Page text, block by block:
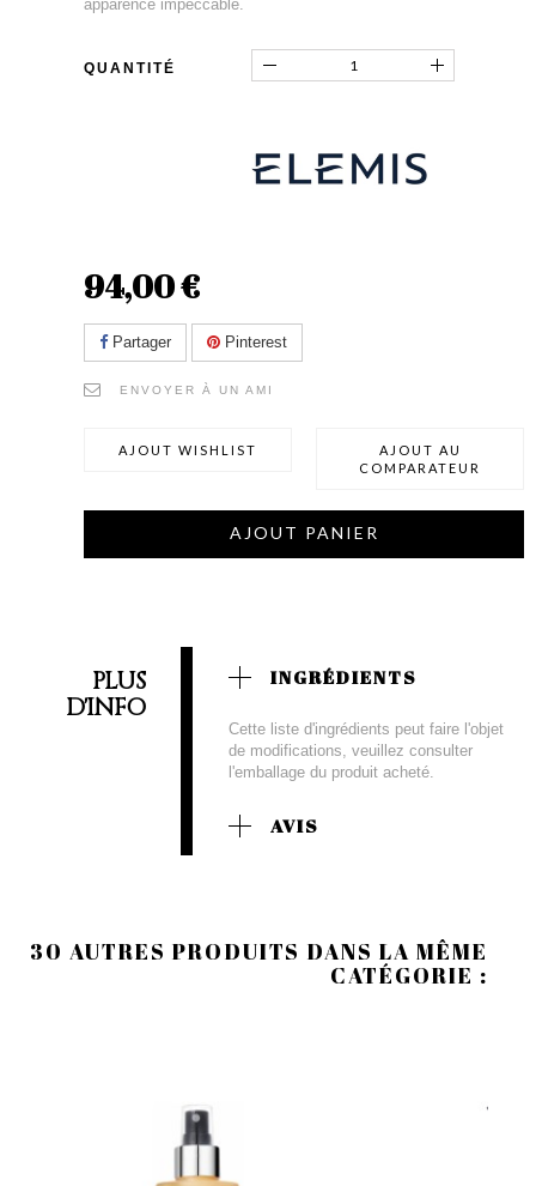
apparence impeccable.
QUANTITÉ
94,00 €
Partager Pinterest
ENVOYER À UN AMI
AJOUT WISHLIST
AJOUT AU
COMPARATEUR
AJOUT PANIER
PLUS
D'INFO
INGRÉDIENTS
Cette liste d'ingrédients peut faire l'objet
de modifications, veuillez consulter
l'emballage du produit acheté.
AVIS
30 AUTRES PRODUITS DANS LA MÊME
CATÉGORIE :